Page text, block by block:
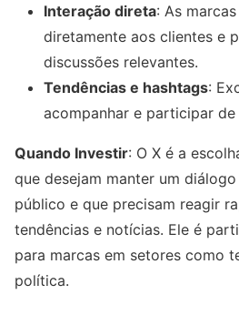
Interação direta: As
diretamente aos clientes e
discussões relevantes.
Tendências e hashtags:
acompanhar e participar
Quando Investir: O X é a
que desejam manter um
público e que precisam reagir
tendências e notícias. Ele é
para marcas em setores como
política.